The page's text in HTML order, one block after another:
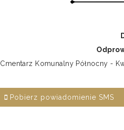
Cmentarz Komunalny Północny -
Pobierz powiadomienie SMS